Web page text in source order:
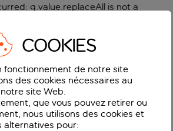
g.value.replaceAll is not a
COOKIES
fonctionnement de notre site
des cookies nécessaires au
site Web.
que vous pouvez retirer ou
nous utilisons des cookies et
alternatives pour: